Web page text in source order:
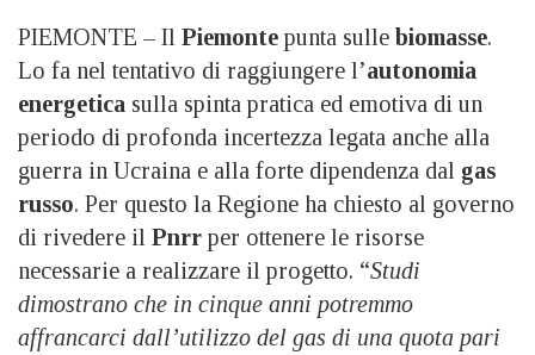
PIEMONTE – Il Piemonte punta sulle biomasse.
Lo fa nel tentativo di raggiungere l’autonomia
energetica sulla spinta pratica ed emotiva di un
periodo di profonda incertezza legata anche alla
guerra in Ucraina e alla forte dipendenza dal gas
russo. Per questo la Regione ha chiesto al governo
di rivedere il Pnrr per ottenere le risorse
necessarie a realizzare il progetto. “Studi
dimostrano che in cinque anni potremmo
affrancarci dall’utilizzo del gas di una quota pari